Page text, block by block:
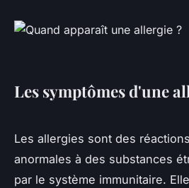
Les symptômes d'une
Les allergies sont des
anormales à des substances
par le système immunitaire.